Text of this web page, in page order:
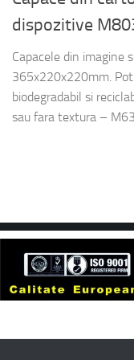
dispozitive
Capacele din imagine
365x220x220mm.
biodegradabil si
sau fara textura –